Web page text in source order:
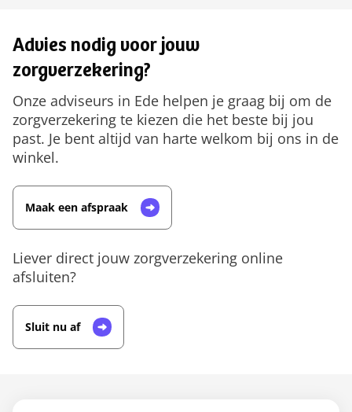
Advies nodig voor jouw
zorgverzekering?
Onze adviseurs in Ede helpen je graag bij om de
zorgverzekering te kiezen die het beste bij jou
past. Je bent altijd van harte welkom bij ons in de
winkel.
Maak een afspraak
Liever direct jouw zorgverzekering online
afsluiten?
Sluit nu af